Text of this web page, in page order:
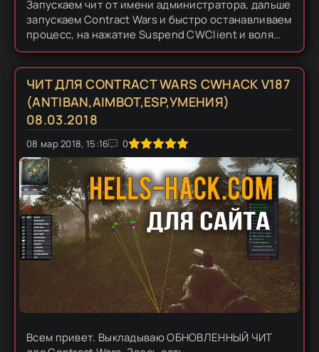
Запускаем чит от имени администратора, дальше
запускаем Contract Wars и быстро останавливаем
процесс, на нажатие Suspend CWClient и воля
активируем читы. Открыть меню ЧИТА в игре на
HOME Записал видео на всякий...
ЧИТ ДЛЯ CONTRACT WARS CWHACK V187
(ANTIBAN,AIMBOT,ESP,УМЕНИЯ)
08.03.2018
08 мар 2018, 15:16 0
1 2 3 4 5
Всем привет. Выкладываю ОБНОВЛЕННЫЙ ЧИТ